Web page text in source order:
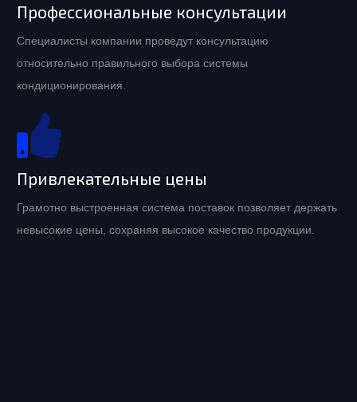
Профессиональные консультации
Специалисты компании проведут консультацию
относительно правильного выбора системы
кондиционирования.
Привлекательные цены
Грамотно выстроенная система поставок позволяет держать
невысокие цены, сохраняя высокое качество продукции.